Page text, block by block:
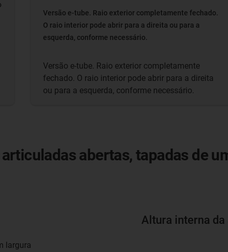
Versão e-tube. Raio exterior completamente fechado.
O raio interior pode abrir para a direita ou para a
esquerda, conforme necessário.
Versão e-tube. Raio exterior completamente
fechado. O raio interior pode abrir para a direita
ou para a esquerda, conforme necessário.
abertas, tapadas de
largura
Altura interna